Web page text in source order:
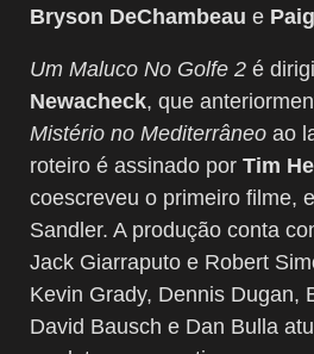
Bryson DeChambeau e
Um Maluco No Golfe 2 é
Newacheck, que
Mistério no Mediterrâneo ao
roteiro é assinado por Tim
coescreveu o primeiro filme,
Sandler. A produção conta
Jack Giarraputo e Robert
Kevin Grady, Dennis Dugan,
David Bausch e Dan Bulla